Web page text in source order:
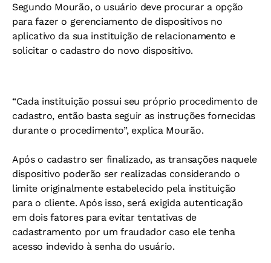
Segundo Mourão, o usuário deve procurar a opção
para fazer o gerenciamento de dispositivos no
aplicativo da sua instituição de relacionamento e
solicitar o cadastro do novo dispositivo.
“Cada instituição possui seu próprio procedimento de
cadastro, então basta seguir as instruções fornecidas
durante o procedimento”, explica Mourão.
Após o cadastro ser finalizado, as transações naquele
dispositivo poderão ser realizadas considerando o
limite originalmente estabelecido pela instituição
para o cliente. Após isso, será exigida autenticação
em dois fatores para evitar tentativas de
cadastramento por um fraudador caso ele tenha
acesso indevido à senha do usuário.